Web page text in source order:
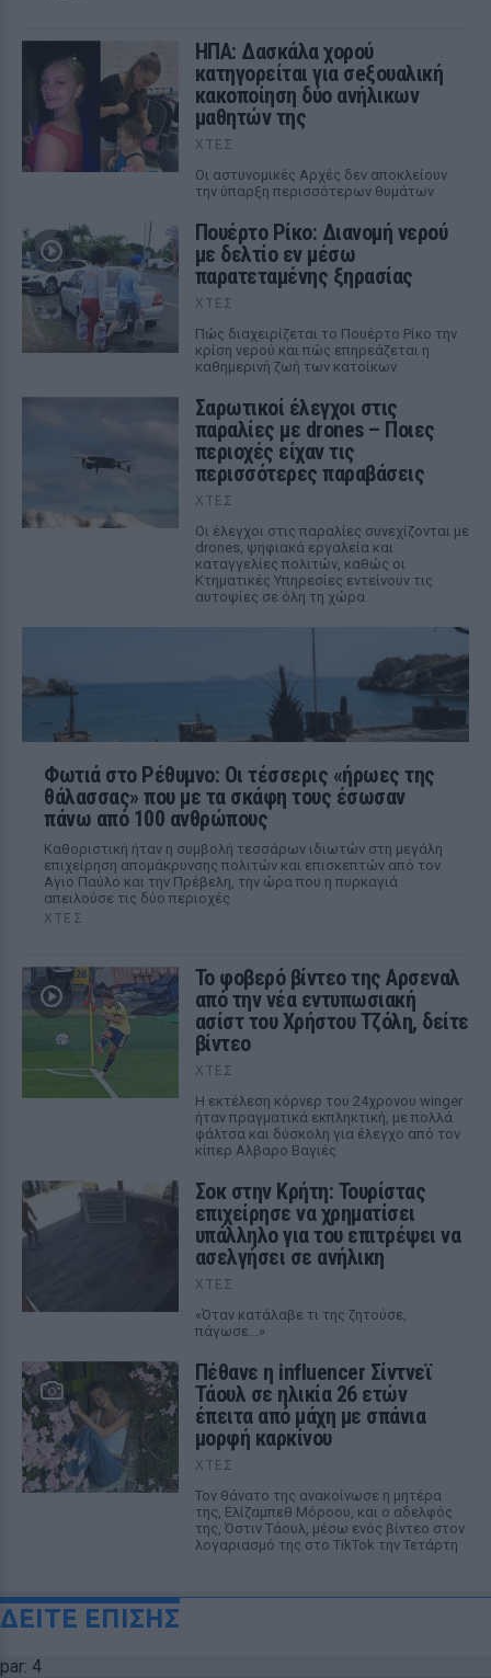
ΗΠΑ: Δασκάλα χορού
κατηγορείται για σeξουαλική
κακοποίηση δύο ανήλικων
μαθητών της
ΧΤΕΣ
Οι αστυνομικές Αρχές δεν αποκλείουν
την ύπαρξη περισσότερων θυμάτων
Πουέρτο Ρίκο: Διανομή νερού
με δελτίο εν μέσω
παρατεταμένης ξηρασίας
ΧΤΕΣ
Πώς διαχειρίζεται το Πουέρτο Ρίκο την
κρίση νερού και πώς επηρεάζεται η
καθημερινή ζωή των κατοίκων
Σαρωτικοί έλεγχοι στις
παραλίες με drones – Ποιες
περιοχές είχαν τις
περισσότερες παραβάσεις
ΧΤΕΣ
Οι έλεγχοι στις παραλίες συνεχίζονται με
drones, ψηφιακά εργαλεία και
καταγγελίες πολιτών, καθώς οι
Κτηματικές Υπηρεσίες εντείνουν τις
αυτοψίες σε όλη τη χώρα
Φωτιά στο Ρέθυμνο: Οι τέσσερις «ήρωες της
θάλασσας» που με τα σκάφη τους έσωσαν
πάνω από 100 ανθρώπους
Καθοριστική ήταν η συμβολή τεσσάρων ιδιωτών στη μεγάλη
επιχείρηση απομάκρυνσης πολιτών και επισκεπτών από τον
Αγιο Παύλο και την Πρέβελη, την ώρα που η πυρκαγιά
απειλούσε τις δύο περιοχές
ΧΤΕΣ
Το φοβερό βίντεο της Αρσεναλ
από την νέα εντυπωσιακή
ασίστ του Χρήστου Τζόλη, δείτε
βίντεο
ΧΤΕΣ
Η εκτέλεση κόρνερ του 24χρονου winger
ήταν πραγματικά εκπληκτική, με πολλά
φάλτσα και δύσκολη για έλεγχο από τον
κίπερ Αλβαρο Βαγιές
Σοκ στην Κρήτη: Τουρίστας
επιχείρησε να χρηματίσει
υπάλληλο για του επιτρέψει να
ασελγήσει σε ανήλικη
ΧΤΕΣ
«Όταν κατάλαβε τι της ζητούσε,
πάγωσε...»
Πέθανε η influencer Σίντνεϊ
Τάουλ σε ηλικία 26 ετών
έπειτα από μάχη με σπάνια
μορφή καρκίνου
ΧΤΕΣ
Τον θάνατο της ανακοίνωσε η μητέρα
της, Ελίζαμπεθ Μόροου, και ο αδελφός
της, Όστιν Τάουλ, μέσω ενός βίντεο στον
λογαριασμό της στο TikTok την Τετάρτη
ΔΕΙΤΕ ΕΠΙΣΗΣ
par: 4